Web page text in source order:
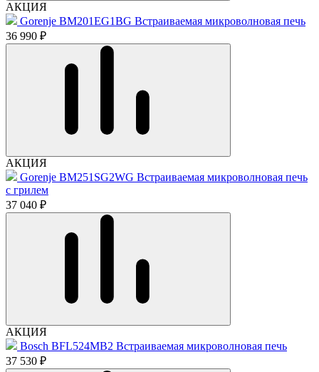
АКЦИЯ
Gorenje BM201EG1BG Встраиваемая микроволновая печь
36 990 ₽
АКЦИЯ
Gorenje BM251SG2WG Встраиваемая микроволновая печь
с грилем
37 040 ₽
АКЦИЯ
Bosch BFL524MB2 Встраиваемая микроволновая печь
37 530 ₽